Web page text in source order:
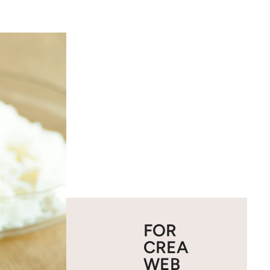
FOR
CREA
WEB